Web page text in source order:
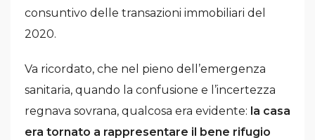
consuntivo delle transazioni immobiliari del
2020.
Va ricordato, che nel pieno dell’emergenza
sanitaria, quando la confusione e l’incertezza
regnava sovrana, qualcosa era evidente: la casa
era tornato a rappresentare il bene rifugio